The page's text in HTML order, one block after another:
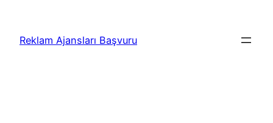
Reklam Ajansları Başvuru